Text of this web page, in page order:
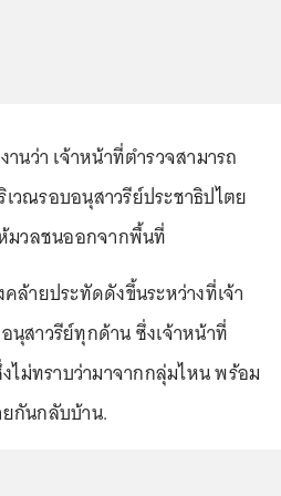
านว่า เจ้าหน้าที่ตำรวจสามารถ
วณรอบอนุสาวรีย์ประชาธิปไตย
มวลชนออกจากพื้นที่
ล้ายประทัดดังขึ้นระหว่างที่เจ้า
นุสาวรีย์ทุกด้าน ซึ่งเจ้าหน้าที่
ไม่ทราบว่ามาจากกลุ่มไหน พร้อม
กันกลับบ้าน.